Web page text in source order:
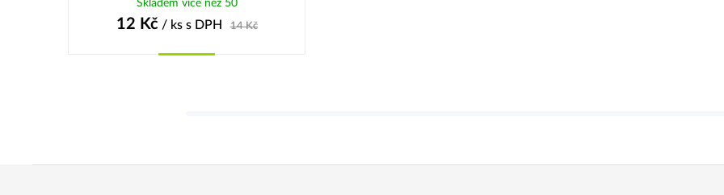
Skladem více než 50
12 Kč/ ks s DPH 14Kč